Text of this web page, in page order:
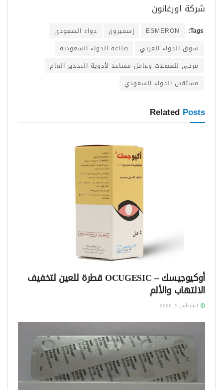
شركة اورغانون
Tags:
ESMERON إسميرون
دواء السعودي
سوق الدواء العربي
صناعة الدواء السعودية
مرخي للعضلات وعامل مساعد لأدوية التخدير العام
مستقبل الدواء السعودي
Related Posts
أوكيوجيسك – OCUGESIC قطرة للعين لتخفيف
الالتهاب والألم
أغسطس 5, 2026